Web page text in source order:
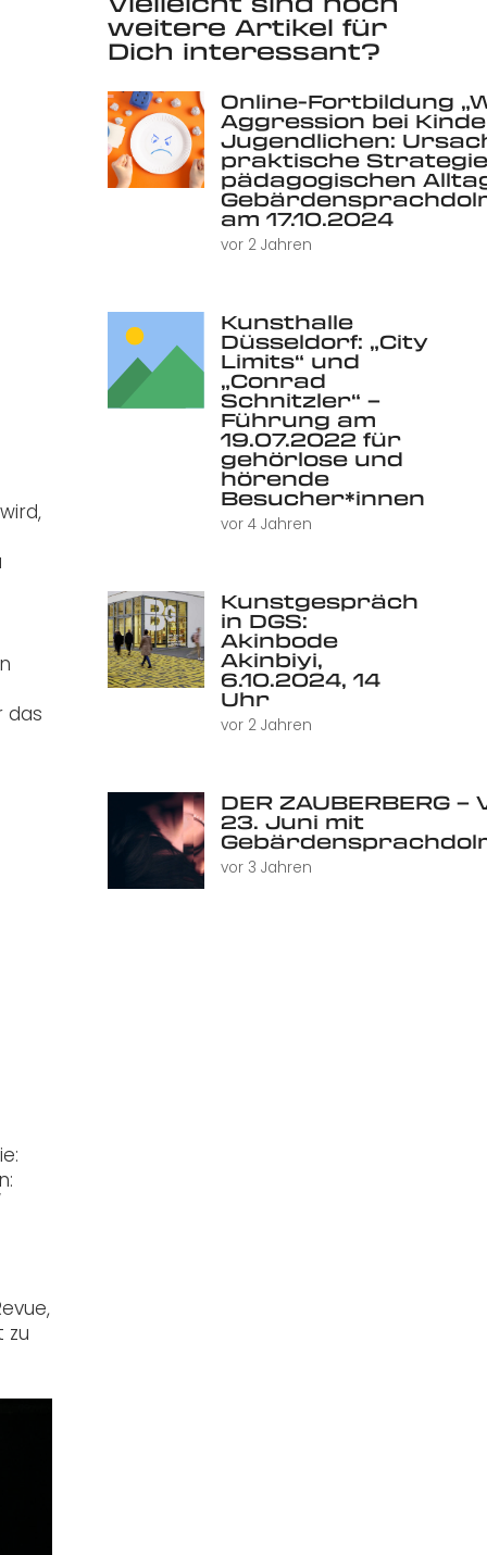
das
zu
weitere Artikel für
Dich interessant?
Online-Fortbildung
Aggression bei
Jugendlichen:
praktische
pädagogischen
am 17.10.2024
vor 2 Jahren
Kunsthalle
Düsseldorf: „City
Limits“ und
„Conrad
Schnitzler“ –
Führung am
19.07.2022 für
gehörlose und
hörende
Besucher*innen
vor 4 Jahren
Kunstgespräch
in DGS:
Akinbode
Akinbiyi,
6.10.2024, 14
Uhr
vor 2 Jahren
DER ZAUBERBERG
23. Juni mit
vor 3 Jahren